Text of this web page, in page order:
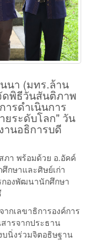
นา (มทร.ล้าน
ดพิธีวันสันติภาพ
รดำเนินการ
ยระดับโลก" วัน
านอธิการบดี
ภา พร้อมด้วย อ.อัคค์
กษาและศิษย์เก่า
กองพัฒนานักศึกษา
กเลขาธิการองค์การ
ารจากประธาน
นิ่งร่วมจิตอธิษฐาน